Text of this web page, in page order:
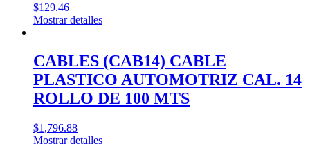
$129.46
Mostrar detalles
CABLES (CAB14) CABLE
PLASTICO AUTOMOTRIZ CAL. 14
ROLLO DE 100 MTS
$1,796.88
Mostrar detalles